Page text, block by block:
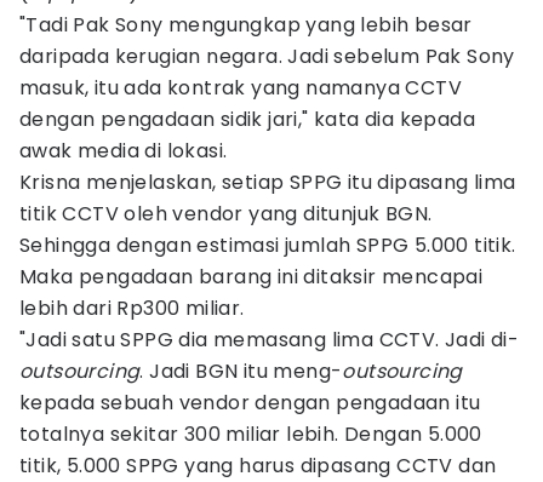
"Tadi Pak Sony mengungkap yang lebih besar
daripada kerugian negara. Jadi sebelum Pak Sony
masuk, itu ada kontrak yang namanya CCTV
dengan pengadaan sidik jari," kata dia kepada
awak media di lokasi.
Krisna menjelaskan, setiap SPPG itu dipasang lima
titik CCTV oleh vendor yang ditunjuk BGN.
Sehingga dengan estimasi jumlah SPPG 5.000 titik.
Maka pengadaan barang ini ditaksir mencapai
lebih dari Rp300 miliar.
"Jadi satu SPPG dia memasang lima CCTV. Jadi di-
outsourcing. Jadi BGN itu meng-outsourcing
kepada sebuah vendor dengan pengadaan itu
totalnya sekitar 300 miliar lebih. Dengan 5.000
titik, 5.000 SPPG yang harus dipasang CCTV dan